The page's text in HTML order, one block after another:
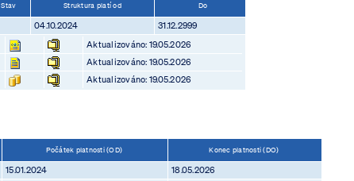
Stav Struktura platí od Do
04.10.2024
31.12.2999
Aktualizováno: 19.05.2026
Aktualizováno: 19.05.2026
Aktualizováno: 19.05.2026
Počátek platnosti (OD) Konec platnosti (DO)
15.01.2024
18.05.2026